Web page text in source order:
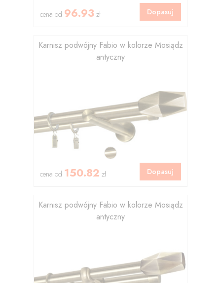
cena od 96.93 zł Dopasuj
Karnisz podwójny Fabio w kolorze Mosiądz
antyczny
cena od 150.82 zł Dopasuj
Karnisz podwójny Fabio w kolorze Mosiądz
antyczny